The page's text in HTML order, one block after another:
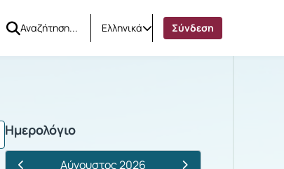
Ελληνικά Σύνδεση
Ημερολόγιο
Αύγουστος 2026